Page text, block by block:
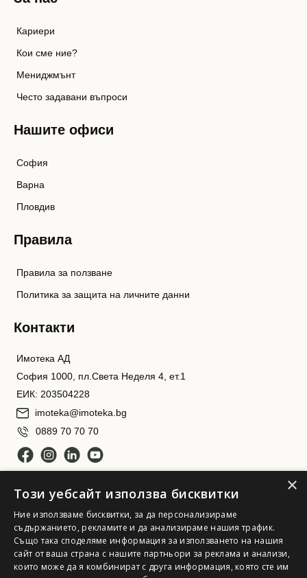
Кариери
Кои сме ние?
Мениджмънт
Често задавани въпроси
Нашите офиси
София
Варна
Пловдив
Правила
Правила за ползване
Политика за защита на личните данни
Контакти
Имотека АД
София 1000, пл.Света Неделя 4, ет.1
ЕИК: 203504228
imoteka@imoteka.bg
0889 70 70 70
Имотека АД. Всички права запазени
×
Този уебсайт използва бисквитки
Ние използваме бисквитки, за да персонализираме
съдържанието, рекламите и да анализираме нашия трафик.
Също така споделяме информация за използването на нашия
сайт от ваша страна с нашите партньори за реклама и анализи,
които може да я комбинират с друга информация, която сте им